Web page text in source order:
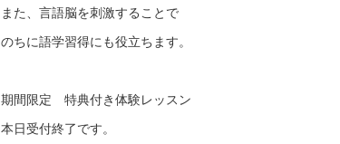
また、言語脳を刺激することで
のちに語学習得にも役立ちます。
期間限定 特典付き体験レッスン
本日受付終了です。